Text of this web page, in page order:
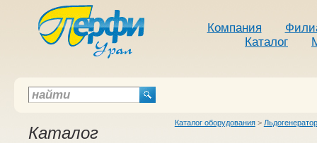
Компания
Каталог
Каталог
Каталог оборудования>